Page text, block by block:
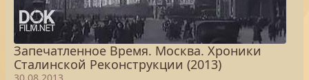
Запечатленное Время. Москва. Хроники
Сталинской Реконструкции (2013)